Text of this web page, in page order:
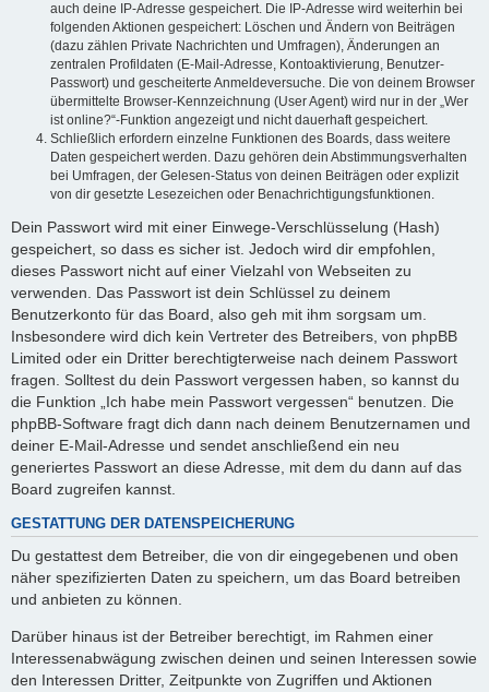
auch deine IP-Adresse gespeichert. Die IP-Adresse wird weiterhin bei
folgenden Aktionen gespeichert: Löschen und Ändern von Beiträgen
(dazu zählen Private Nachrichten und Umfragen), Änderungen an
zentralen Profildaten (E-Mail-Adresse, Kontoaktivierung, Benutzer-
Passwort) und gescheiterte Anmeldeversuche. Die von deinem Browser
übermittelte Browser-Kennzeichnung (User Agent) wird nur in der „Wer
ist online?“-Funktion angezeigt und nicht dauerhaft gespeichert.
Schließlich erfordern einzelne Funktionen des Boards, dass weitere
Daten gespeichert werden. Dazu gehören dein Abstimmungsverhalten
bei Umfragen, der Gelesen-Status von deinen Beiträgen oder explizit
von dir gesetzte Lesezeichen oder Benachrichtigungsfunktionen.
Dein Passwort wird mit einer Einwege-Verschlüsselung (Hash)
gespeichert, so dass es sicher ist. Jedoch wird dir empfohlen,
dieses Passwort nicht auf einer Vielzahl von Webseiten zu
verwenden. Das Passwort ist dein Schlüssel zu deinem
Benutzerkonto für das Board, also geh mit ihm sorgsam um.
Insbesondere wird dich kein Vertreter des Betreibers, von phpBB
Limited oder ein Dritter berechtigterweise nach deinem Passwort
fragen. Solltest du dein Passwort vergessen haben, so kannst du
die Funktion „Ich habe mein Passwort vergessen“ benutzen. Die
phpBB-Software fragt dich dann nach deinem Benutzernamen und
deiner E-Mail-Adresse und sendet anschließend ein neu
generiertes Passwort an diese Adresse, mit dem du dann auf das
Board zugreifen kannst.
GESTATTUNG DER DATENSPEICHERUNG
Du gestattest dem Betreiber, die von dir eingegebenen und oben
näher spezifizierten Daten zu speichern, um das Board betreiben
und anbieten zu können.
Darüber hinaus ist der Betreiber berechtigt, im Rahmen einer
Interessenabwägung zwischen deinen und seinen Interessen sowie
den Interessen Dritter, Zeitpunkte von Zugriffen und Aktionen